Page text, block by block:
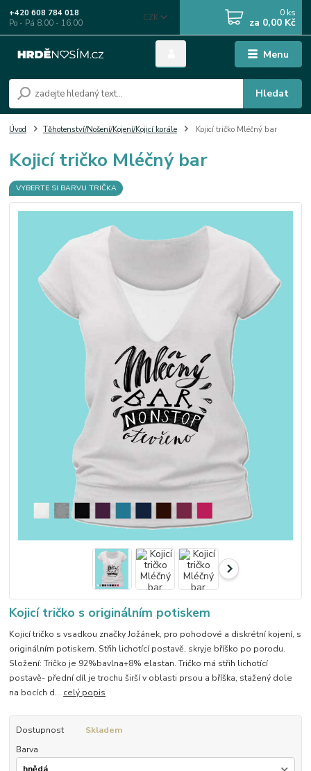
Menu
CZK
Hledat
+420 608 784 018
Po - Pá 8.00 - 16.00
0 ks
za 0,00 Kč
Úvod Těhotenství/Nošení/Kojení/Kojicí korále Kojicí tričko Mléčný bar
Kojicí tričko Mléčný bar
VYBERTE SI BARVU TRIČKA
Kojicí tričko s originálním potiskem
Kojicí tričko s vsadkou značky Jožánek, pro pohodové a diskrétní kojení, s
originálním potiskem. Střih lichotící postavě, skryje bříško po porodu.
Složení: Tričko je 92%bavlna+8% elastan. Tričko má střih lichotící
postavě- přední díl je trochu širší v oblasti prsou a bříška, stažený dole
na bocích d... celý popis
Dostupnost
Skladem
Barva